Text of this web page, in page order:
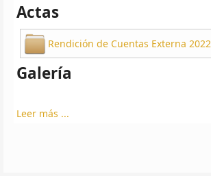
Actas
Rendición de Cuentas Externa 2022
Galería
Leer más ...